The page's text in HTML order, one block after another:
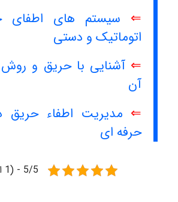
⇐ سیستم های اطفای
اتوماتیک و دستی
⇐ آشنایی با حریق و
آن
⇐ مدیریت اطفاء حریق
حرفه ای
5/5 - (1 امتیاز)